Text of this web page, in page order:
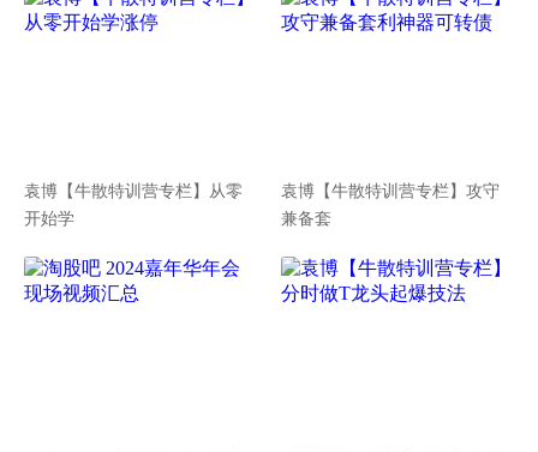
袁博【牛散特训营专栏】从零
开始学
袁博【牛散特训营专栏】攻守
兼备套